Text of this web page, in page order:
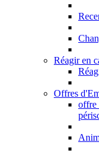
Réagir en
Offres
offre